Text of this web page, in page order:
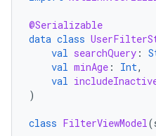
@Serializable
data class
val searchQuery :
val minAge : Int,
val
)
class FilterViewModel(